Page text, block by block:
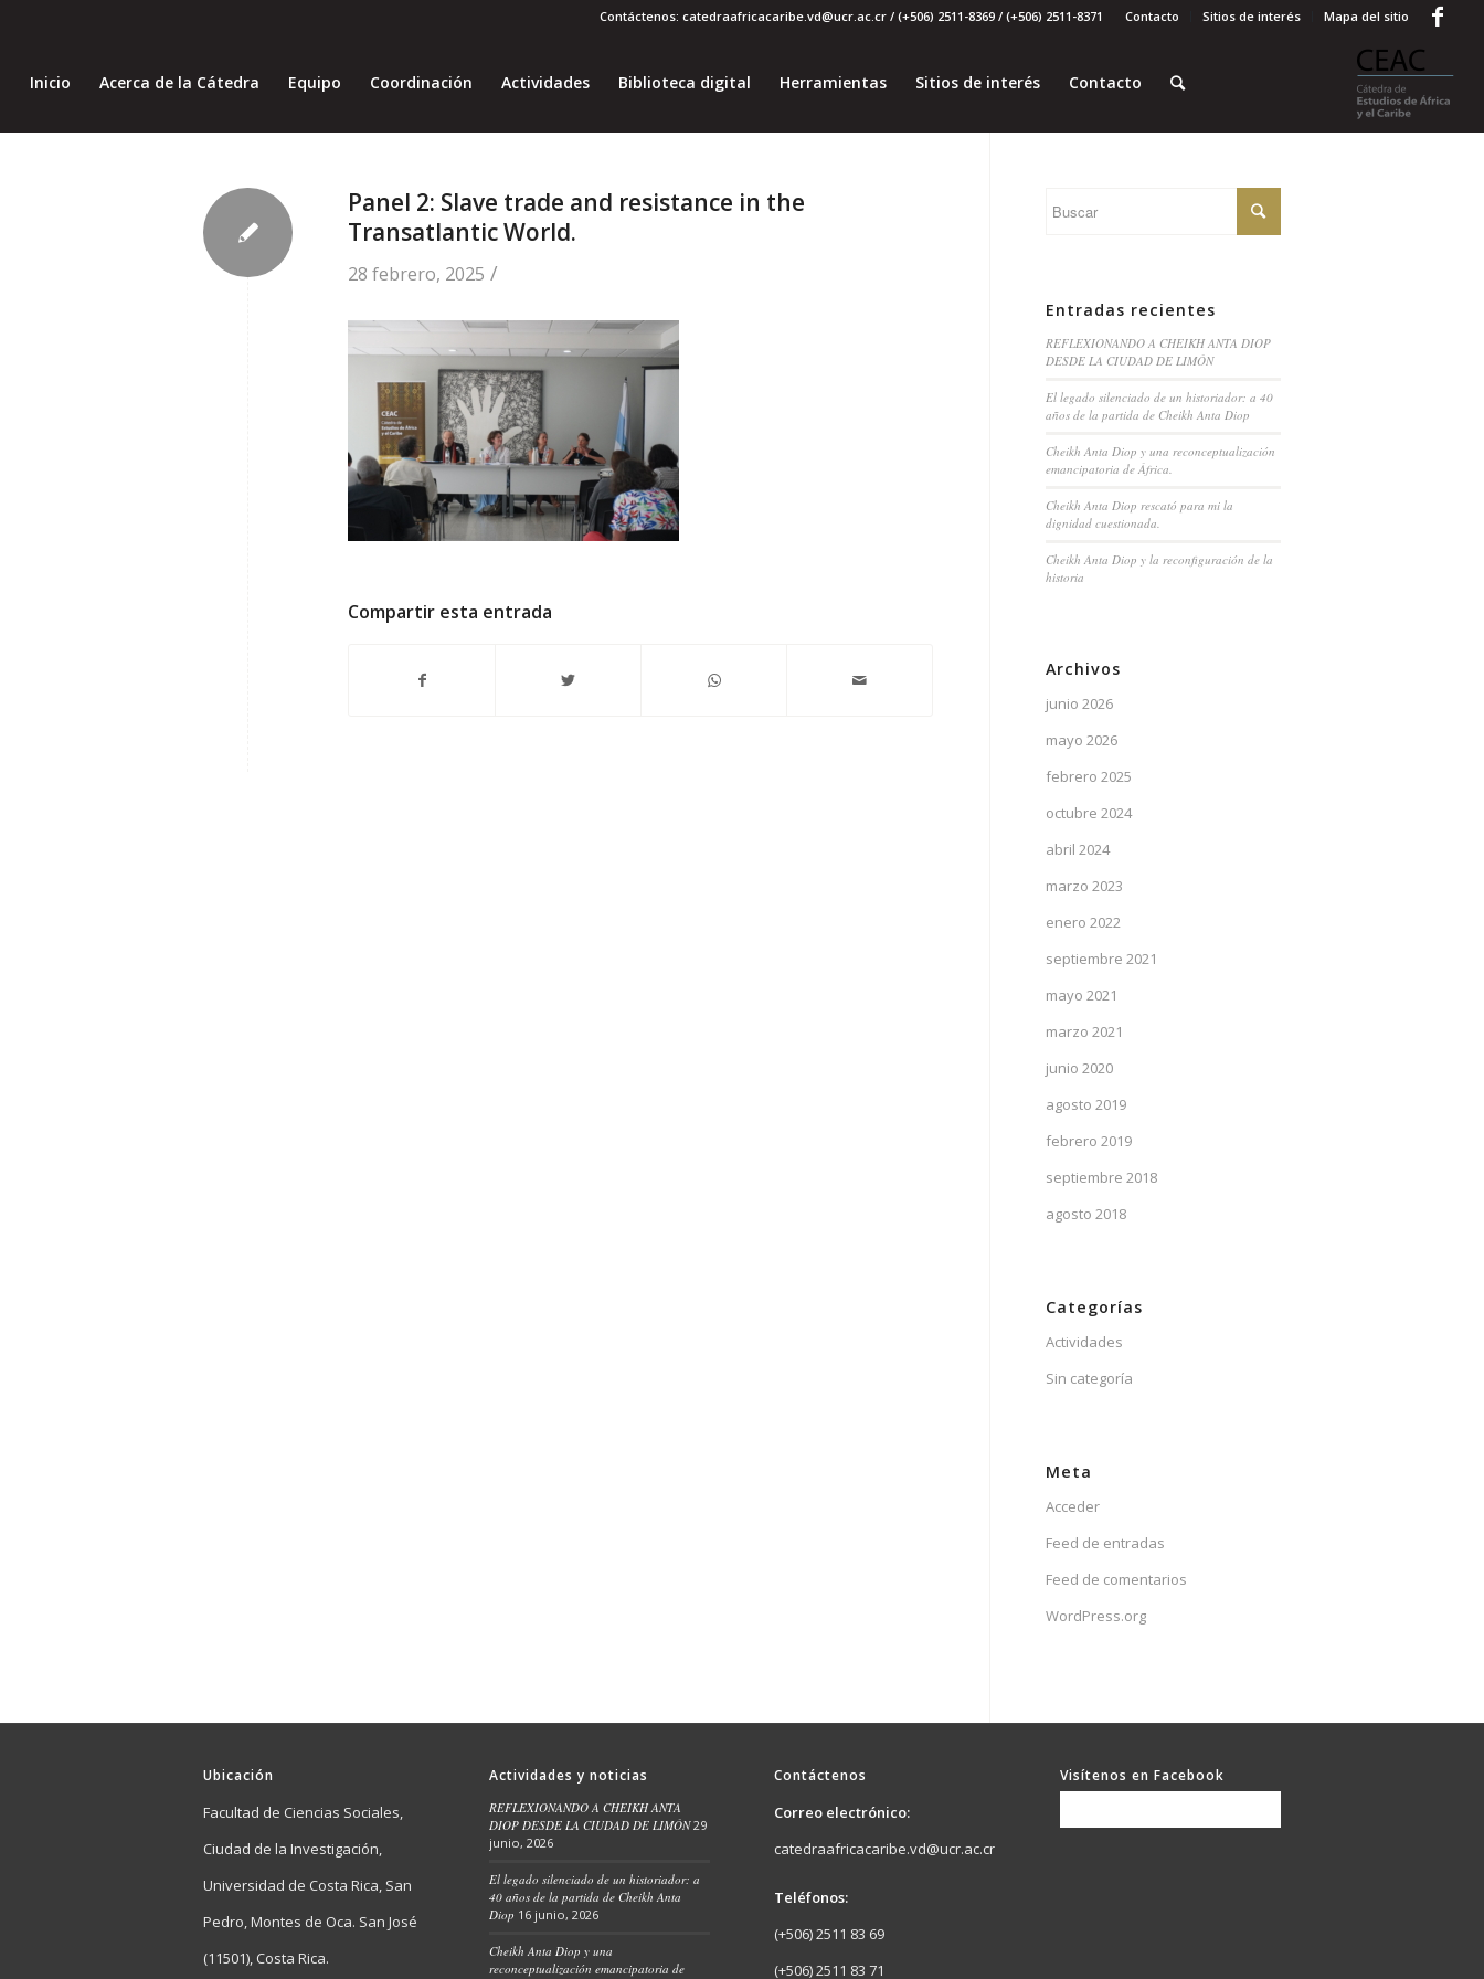
Contacto Sitios de interés Mapa del sitio
Contáctenos: catedraafricacaribe.vd@ucr.ac.cr / (+506) 2511-8369 / (+506) 2511-8371
Inicio Acerca de la Cátedra Equipo Coordinación Actividades Biblioteca digital Herramientas Sitios de interés Contacto
Panel 2: Slave trade and resistance in the
Transatlantic World.
28 febrero, 2025 /
Compartir esta entrada
Entradas recientes
REFLEXIONANDO A CHEIKH ANTA DIOP
DESDE LA CIUDAD DE LIMÓN
El legado silenciado de un historiador: a 40
años de la partida de Cheikh Anta Diop
Cheikh Anta Diop y una reconceptualización
emancipatoria de África.
Cheikh Anta Diop rescató para mi la
dignidad cuestionada.
Cheikh Anta Diop y la reconfiguración de la
historia
Archivos
junio 2026
mayo 2026
febrero 2025
octubre 2024
abril 2024
marzo 2023
enero 2022
septiembre 2021
mayo 2021
marzo 2021
junio 2020
agosto 2019
febrero 2019
septiembre 2018
agosto 2018
Categorías
Actividades
Sin categoría
Meta
Acceder
Feed de entradas
Feed de comentarios
WordPress.org
Ubicación
Facultad de Ciencias Sociales,
Ciudad de la Investigación,
Universidad de Costa Rica, San
Pedro, Montes de Oca. San José
(11501), Costa Rica.
Actividades y noticias
REFLEXIONANDO A CHEIKH ANTA
DIOP DESDE LA CIUDAD DE LIMÓN 29
junio, 2026
El legado silenciado de un historiador: a
40 años de la partida de Cheikh Anta
Diop 16 junio, 2026
Cheikh Anta Diop y una
reconceptualización emancipatoria de
Contáctenos
Correo electrónico:
catedraafricacaribe.vd@ucr.ac.cr
Teléfonos:
(+506) 2511 83 69
(+506) 2511 83 71
Visítenos en Facebook